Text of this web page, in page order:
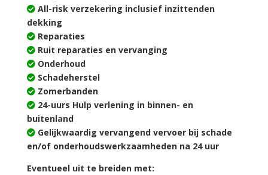
All-risk verzekering inclusief inzittenden
dekking
Reparaties
Ruit reparaties en vervanging
Onderhoud
Schadeherstel
Zomerbanden
24-uurs Hulp verlening in binnen- en
buitenland
Gelijkwaardig vervangend vervoer bij schade
en/of onderhoudswerkzaamheden na 24 uur
Eventueel uit te breiden met: